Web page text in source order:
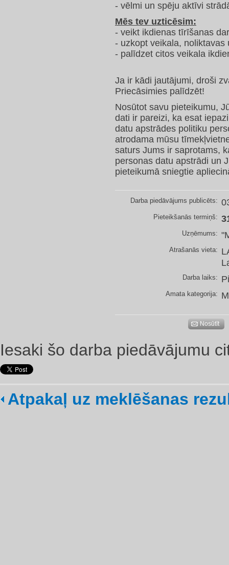
- vēlmi un spēju aktīvi
Mēs tev uzticēsim:
- veikt ikdienas tīrīšanas
- uzkopt veikala, noliktavas
- palīdzet citos veikala
Ja ir kādi jautājumi, droši
Priecāsimies palīdzēt!
Nosūtot savu pieteikumu,
dati ir pareizi, ka esat
datu apstrādes politiku
atrodama mūsu
saturs Jums ir saprotams,
personas datu apstrādi un
pieteikumā sniegtie
Darba piedāvājums publicēts:
Pieteikšanās termiņš:
Uzņēmums:
Atrašanās vieta:
Darba laiks:
Amata kategorija:
Nosūtīt
Iesaki šo darba piedāvājumu
Atpakaļ uz meklēšanas